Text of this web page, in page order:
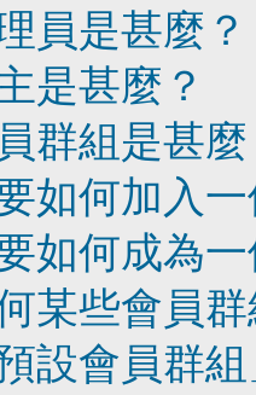
員是甚麼？
是甚麼？
群組是甚麼
如何加入
如何成為
某些會員
預設會員群